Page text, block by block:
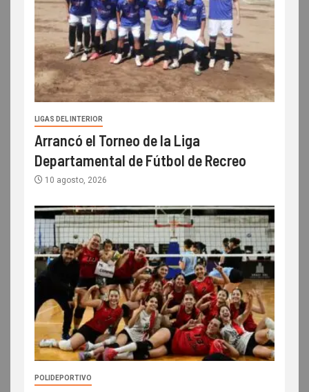
LIGAS DEL INTERIOR
Arrancó el Torneo de la Liga
Departamental de Fútbol de Recreo
10 agosto, 2026
POLIDEPORTIVO